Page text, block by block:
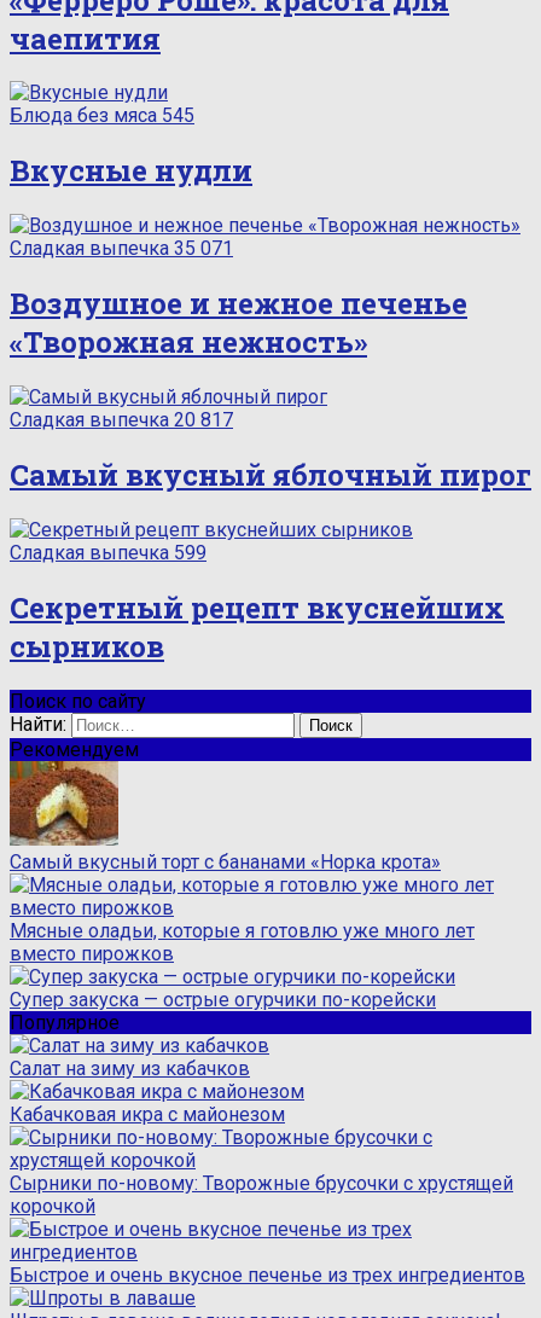
чаепития
Блюда без мяса 545
Вкусные нудли
Сладкая выпечка 35 071
Воздушное и нежное печенье
«Творожная нежность»
Сладкая выпечка 20 817
Самый вкусный яблочный пирог
Сладкая выпечка 599
Секретный рецепт вкуснейших
сырников
Поиск по сайту
Найти:
Рекомендуем
Самый вкусный торт с бананами «Норка крота»
Мясные оладьи, которые я готовлю уже много лет
вместо пирожков
Супер закуска — острые огурчики по-корейски
Популярное
Салат на зиму из кабачков
Кабачковая икра с майонезом
Сырники по-новому: Творожные брусочки с хрустящей
корочкой
Быстрое и очень вкусное печенье из трех ингредиентов